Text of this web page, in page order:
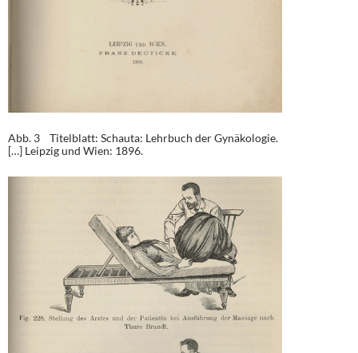
Abb. 3 Titelblatt: Schauta: Lehrbuch der Gynäkologie.
[…] Leipzig und Wien: 1896.